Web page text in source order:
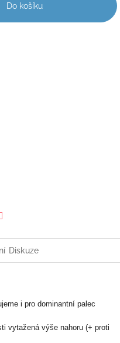
Do košíku
Diskuze
i pro dominantní palec
vytažená výše nahoru (+ proti